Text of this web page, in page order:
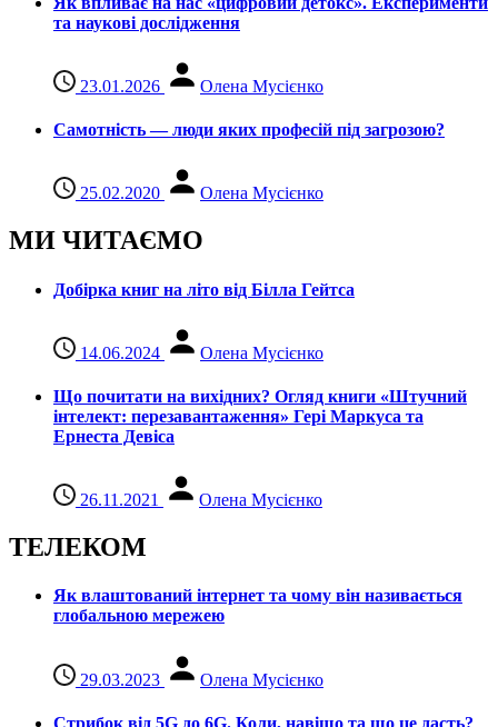
та наукові дослідження
23.01.2026 Олена Мусієнко
Самотність — люди яких професій під загрозою?
25.02.2020 Олена Мусієнко
МИ ЧИТАЄМО
Добірка книг на літо від Білла Гейтса
14.06.2024 Олена Мусієнко
Що почитати на вихідних? Огляд книги «Штучний
інтелект: перезавантаження» Гері Маркуса та
Ернеста Девіса
26.11.2021 Олена Мусієнко
ТЕЛЕКОМ
Як влаштований інтернет та чому він називається
глобальною мережею
29.03.2023 Олена Мусієнко
Стрибок від 5G до 6G. Коли, навіщо та що це даcть?